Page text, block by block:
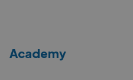
Academy